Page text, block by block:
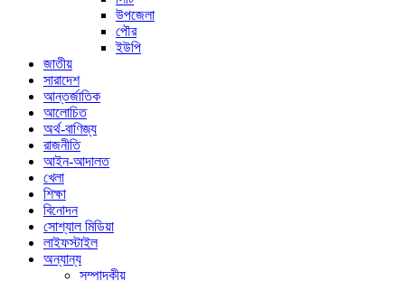
উপজেলা
পৌর
ইউপি
জাতীয়
সারাদেশ
আন্তর্জাতিক
আলোচিত
অর্থ-বাণিজ্য
রাজনীতি
আইন-আদালত
খেলা
শিক্ষা
বিনোদন
সোশ্যাল মিডিয়া
লাইফস্টাইল
অন্যান্য
সম্পাদকীয়